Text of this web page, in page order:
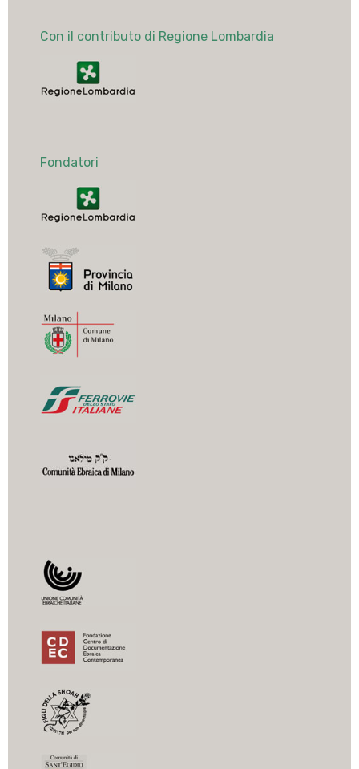
Con il contributo di Regione Lombardia
Fondatori